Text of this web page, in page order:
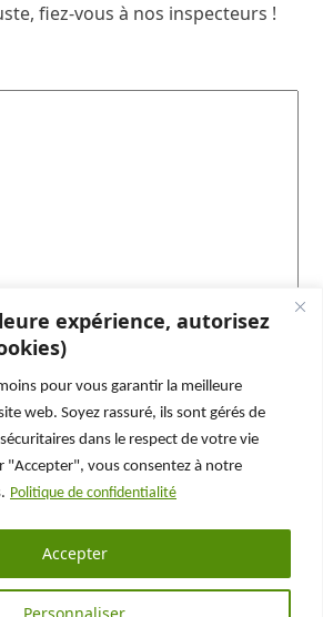
expérience, autorisez
pour vous garantir la meilleure
web. Soyez rassuré, ils sont gérés de
dans le respect de votre vie
"Accepter", vous consentez à notre
Politique de confidentialité
Personnaliser
Accepter
fiez-vous à nos inspecteurs !
ne manquez rien !
vous abonner à notre page
chaîne Youtube
enquêtes !